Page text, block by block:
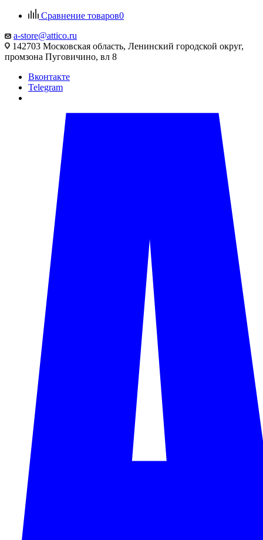
Сравнение товаров0
a-store@attico.ru
142703 Московская область, Ленинский городской округ,
промзона Пуговичино, вл 8
Вконтакте
Telegram